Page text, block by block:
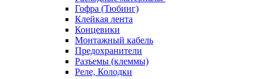
Гофра (Тюбинг)
Клейкая лента
Концевики
Монтажный кабель
Предохранители
Разъемы (клеммы)
Реле, Колодки